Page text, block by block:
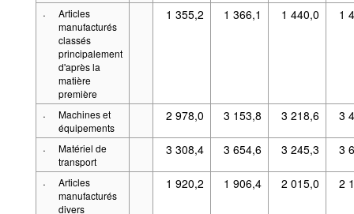
·
Articles
manufacturés
classés
principalement
d'après la
matière
première
1 355,2 1 366,1 1 440,0 1
·
Machines et
équipements
2 978,0 3 153,8 3 218,6 3
·
Matériel de
transport
3 308,4 3 654,6 3 245,3 3
·
Articles
manufacturés
divers
1 920,2 1 906,4 2 015,0 2